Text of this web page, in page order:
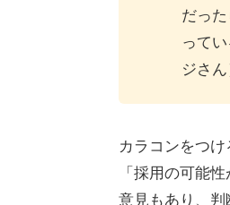
だっ
って
ジさん
カラコンをつ
「採用の可能
意見もあり、判